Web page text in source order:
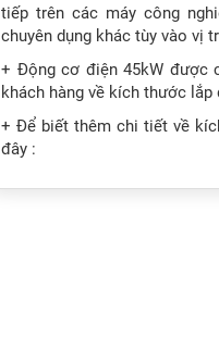
tiếp trên các máy công
chuyên dụng khác tùy vào vị
+ Động cơ điện 45kW được
khách hàng về kích thước lắp
+ Để biết thêm chi tiết về
đây :